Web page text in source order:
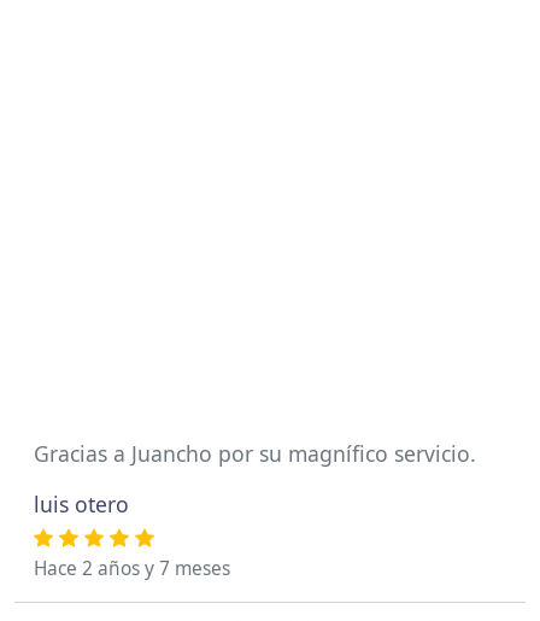
Gracias a Juancho por su magnífico servicio.
luis otero
Hace 2 años y 7 meses